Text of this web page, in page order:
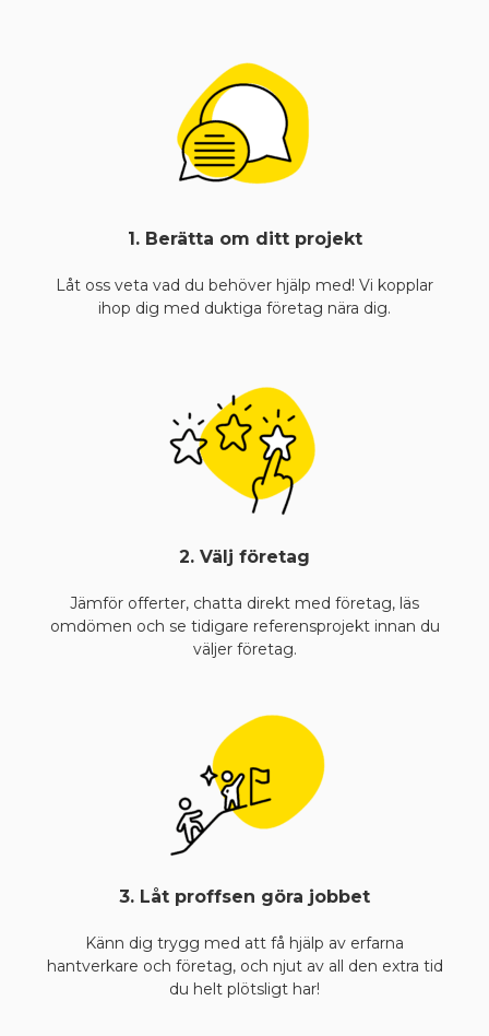
1. Berätta om ditt projekt
Låt oss veta vad du behöver hjälp med! Vi kopplar
ihop dig med duktiga företag nära dig.
2. Välj företag
Jämför offerter, chatta direkt med företag, läs
omdömen och se tidigare referensprojekt innan du
väljer företag.
3. Låt proffsen göra jobbet
Känn dig trygg med att få hjälp av erfarna
hantverkare och företag, och njut av all den extra tid
du helt plötsligt har!